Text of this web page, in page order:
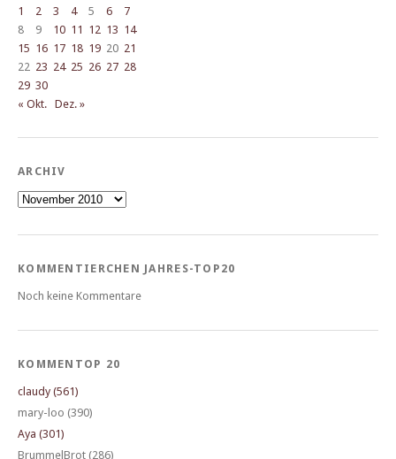
1
2 3 4 5 6
7
8
9 10 11 12 13 14
15 16 17 18 19 20 21
22 23 24 25 26 27 28
29 30
« Okt. Dez. »
ARCHIV
Archiv
KOMMENTIERCHEN JAHRES-TOP20
Noch keine Kommentare
KOMMENTOP 20
claudy (561)
mary-loo (390)
Aya (301)
BrummelBrot (286)